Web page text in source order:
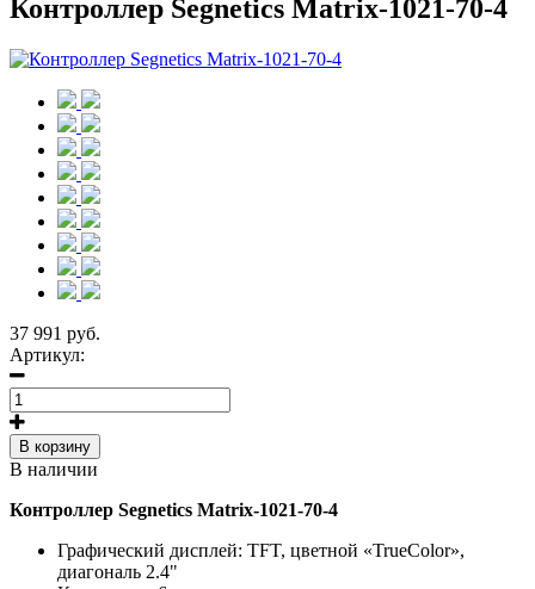
Контроллер Segnetics Matrix-1021-70-4
37 991 руб.
Артикул:
В корзину
В наличии
Контроллер Segnetics Matrix-1021-70-4
Графический дисплей: TFT, цветной «TrueColor»,
диагональ 2.4"